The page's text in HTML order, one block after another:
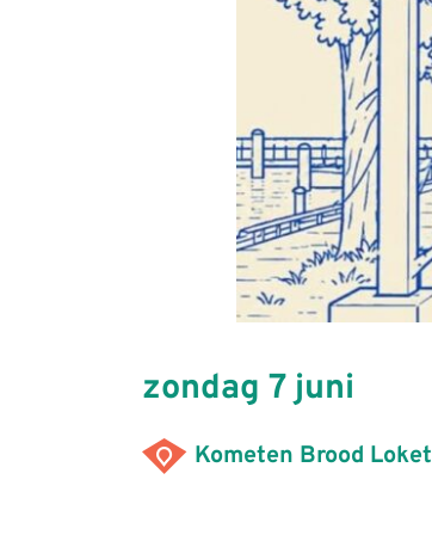
zondag 7 juni
Kometen Brood Loket